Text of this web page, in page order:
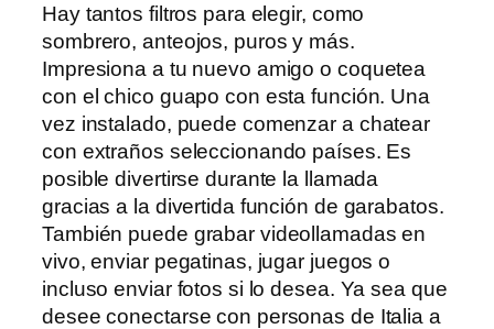
Hay tantos filtros para elegir, como
sombrero, anteojos, puros y más.
Impresiona a tu nuevo amigo o coquetea
con el chico guapo con esta función. Una
vez instalado, puede comenzar a chatear
con extraños seleccionando países. Es
posible divertirse durante la llamada
gracias a la divertida función de garabatos.
También puede grabar videollamadas en
vivo, enviar pegatinas, jugar juegos o
incluso enviar fotos si lo desea. Ya sea que
desee conectarse con personas de Italia a